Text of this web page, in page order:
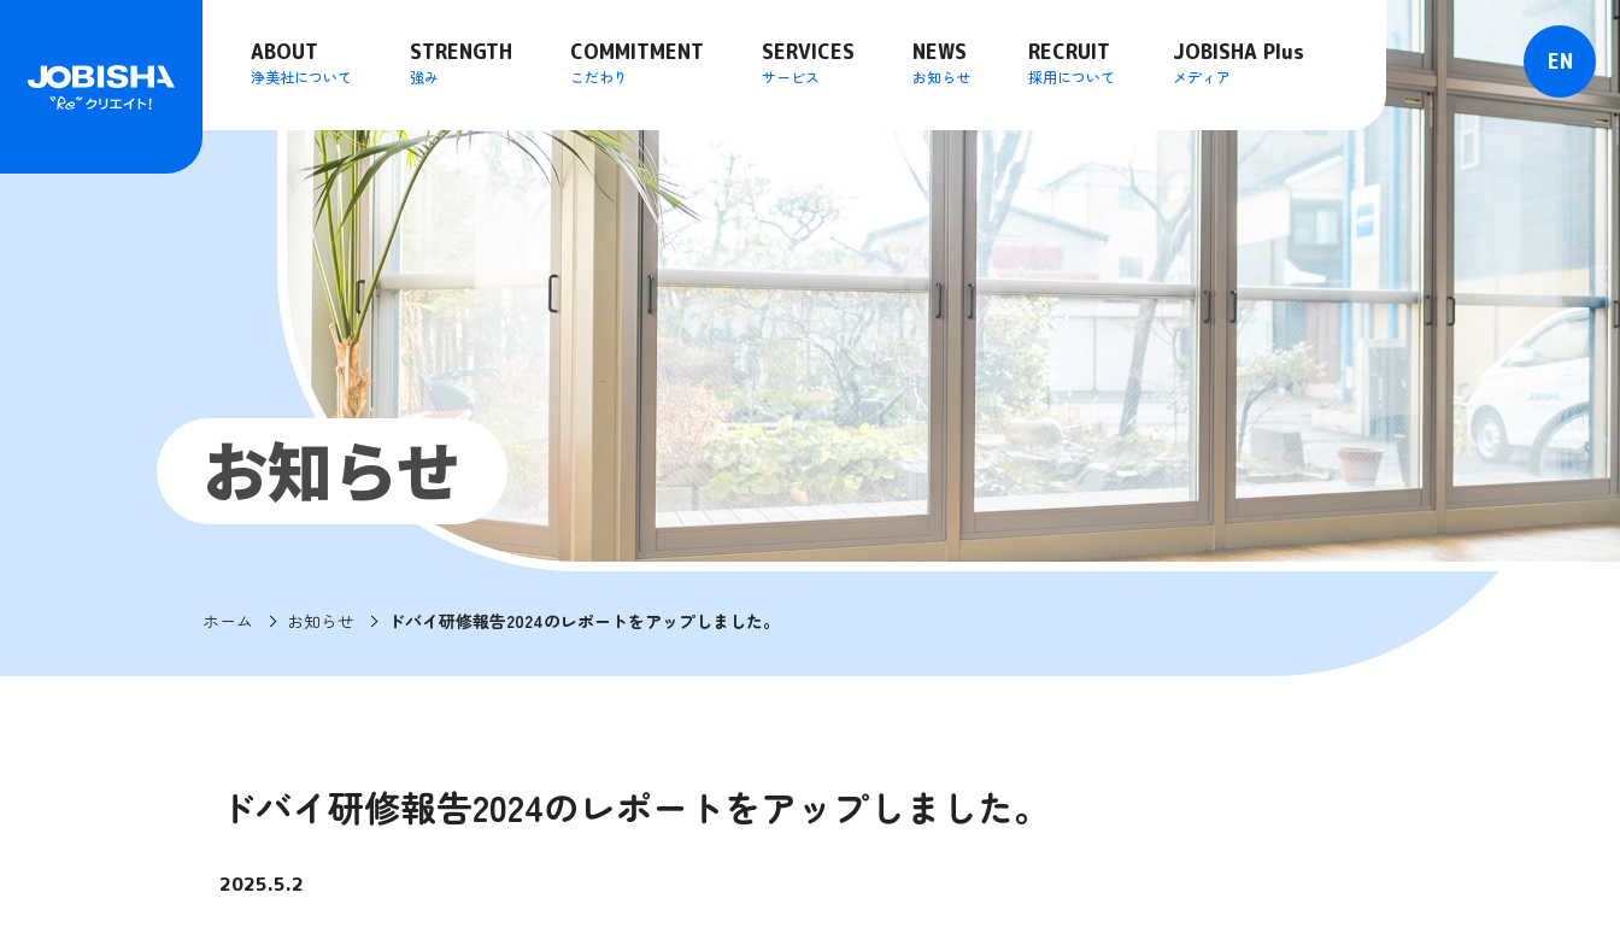
ABOUT
浄美社について
STRENGTH
強み
COMMITMENT
こだわり
SERVICES
サービス
NEWS
お知らせ
RECRUIT
採用について
JOBISHA Plus
メディア
EN
お知らせ
ホーム お知らせ ドバイ研修報告2024のレポートをアップしました。
ドバイ研修報告2024のレポートをアップしました。
2025.5.2